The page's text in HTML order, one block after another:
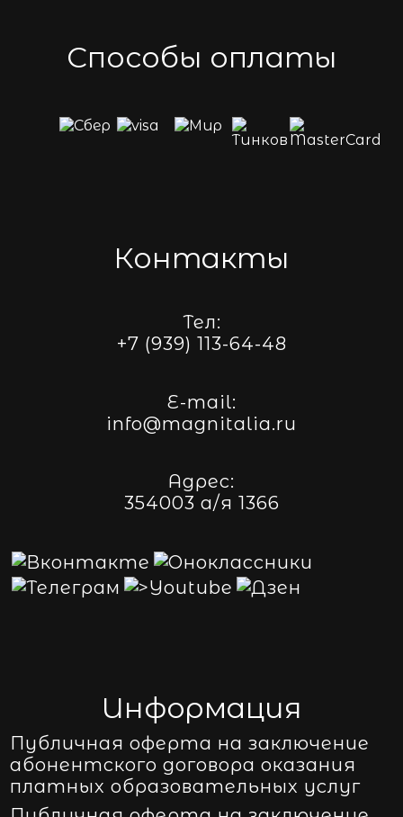
Способы оплаты
Контакты
Тел:
+7 (939) 113-64-48
E-mail:
info@magnitalia.ru
Адрес:
354003 а/я 1366
Информация
Публичная оферта на заключение
абонентского договора оказания
платных образовательных услуг